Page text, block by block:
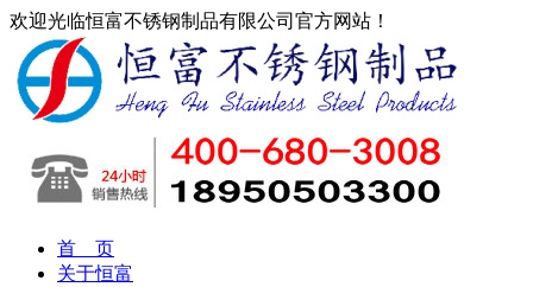
欢迎光临恒富不锈钢制品有限公司官方网站！
首 页
关于恒富